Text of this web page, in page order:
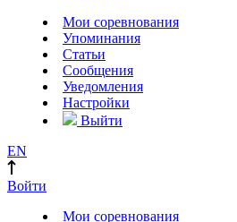
Мои соревнования
Упоминания
Статьи
Сообщения
Уведомления
Настройки
Выйти
EN
Войти
Мои соревнования